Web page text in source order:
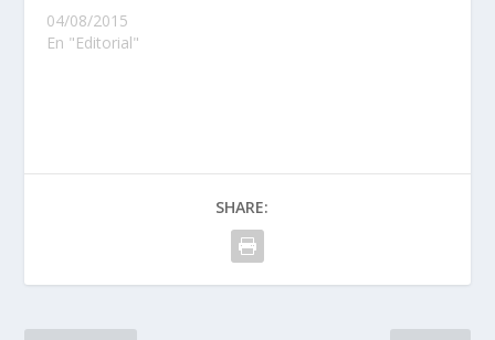
04/08/2015
En "Editorial"
SHARE: